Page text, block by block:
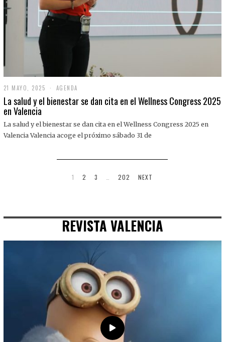
21 MAYO, 2025
1
M
O
,
AGENDA
La salud y el bienestar se dan cita en el Wellness Congress 2025
en Valencia
La salud y el bienestar se dan cita en el Wellness Congress 2025 en
Valencia Valencia acoge el próximo sábado 31 de
1 2 3 202 NEXT
REVISTA VALENCIA